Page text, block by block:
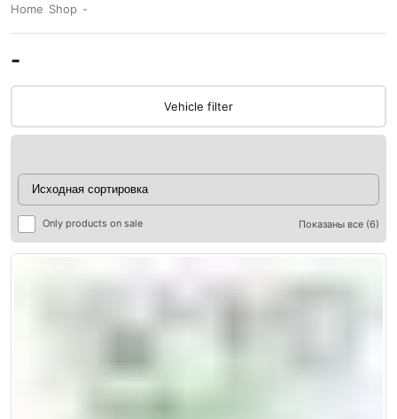
Home Shop -
-
Vehicle filter
Only products on sale Показаны все (6)